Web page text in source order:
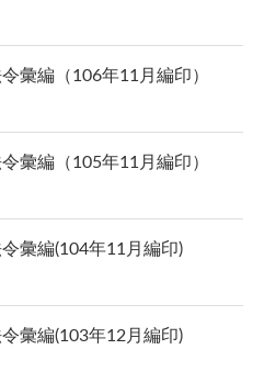
彙編（106年11月編印）
彙編（105年11月編印）
彙編(104年11月編印)
彙編(103年12月編印)